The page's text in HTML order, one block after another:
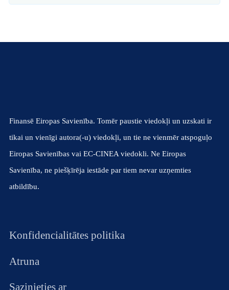
Finansē Eiropas Savienība. Tomēr paustie viedokļi un uzskati ir
tikai un vienīgi autora(-u) viedokļi, un tie ne vienmēr atspoguļo
Eiropas Savienības vai EC-CINEA viedokli. Ne Eiropas
Savienība, ne piešķīrēja iestāde par tiem nevar uzņemties
atbildību.
Konfidencialitātes politika
Atruna
Sazinieties ar